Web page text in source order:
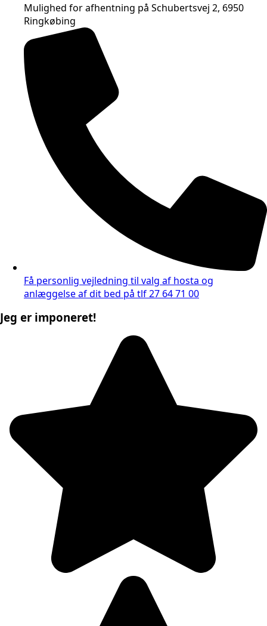
Mulighed for afhentning på Schubertsvej 2, 6950
Ringkøbing
Få personlig vejledning til valg af hosta og
anlæggelse af dit bed på tlf 27 64 71 00
Jeg er imponeret!